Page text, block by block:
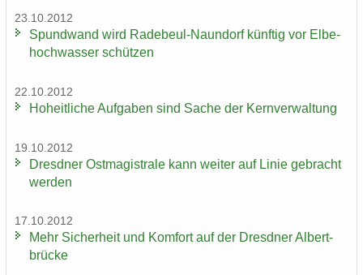
23.10.2012
Spund­wand wird Radebeul-​Naundorf künf­tig vor El­be­
hoch­was­ser schüt­zen
22.10.2012
Ho­heit­li­che Auf­ga­ben sind Sache der Kern­ver­wal­tung
19.10.2012
Dresd­ner Ost­ma­gis­tra­le kann wei­ter auf Linie ge­bracht
wer­den
17.10.2012
Mehr Si­cher­heit und Kom­fort auf der Dresd­ner Al­bert­
brü­cke